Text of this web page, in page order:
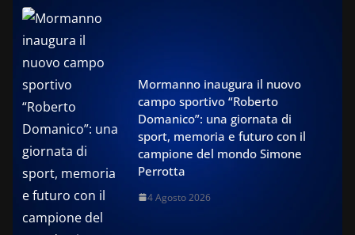
Mormanno inaugura il nuovo
campo sportivo “Roberto
Domanico”: una giornata di
sport, memoria e futuro con il
campione del mondo Simone
Perrotta
4 Agosto 2026